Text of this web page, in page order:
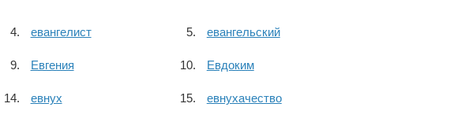
евангелист евангельский
Евгения Евдоким
евнух евнухачество